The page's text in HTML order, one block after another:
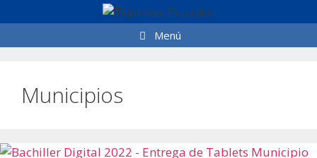
al
contenido
Menú
Municipios